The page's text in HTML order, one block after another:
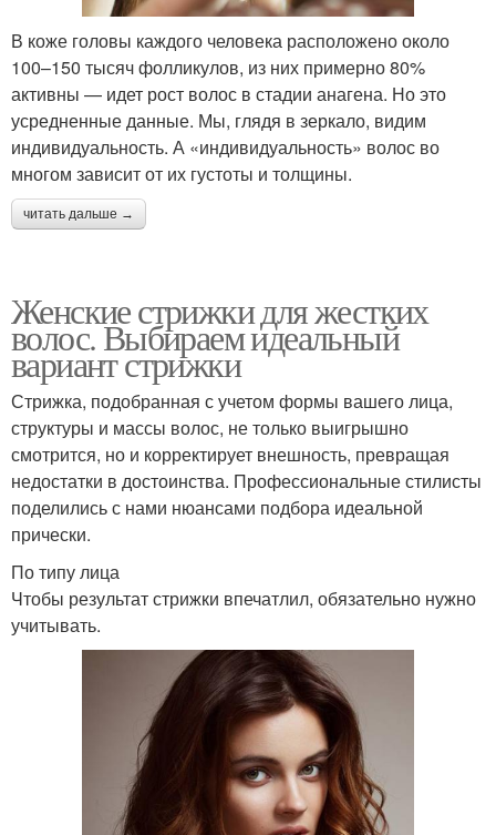
В коже головы каждого человека расположено около
100–150 тысяч фолликулов, из них примерно 80%
активны — идет рост волос в стадии анагена. Но это
усредненные данные. Мы, глядя в зеркало, видим
индивидуальность. А «индивидуальность» волос во
многом зависит от их густоты и толщины.
читать дальше →
Женские стрижки для жестких
волос. Выбираем идеальный
вариант стрижки
Стрижка, подобранная с учетом формы вашего лица,
структуры и массы волос, не только выигрышно
смотрится, но и корректирует внешность, превращая
недостатки в достоинства. Профессиональные стилисты
поделились с нами нюансами подбора идеальной
прически.
По типу лица
Чтобы результат стрижки впечатлил, обязательно нужно
учитывать.